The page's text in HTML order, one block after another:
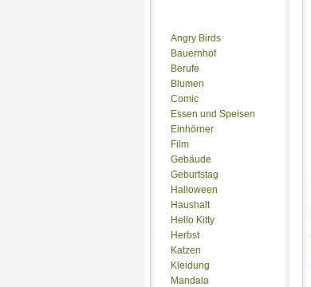
Angry Birds
Bauernhof
Berufe
Blumen
Comic
Essen und Speisen
Einhörner
Film
Gebäude
Geburtstag
Halloween
Haushalt
Hello Kitty
Herbst
Katzen
Kleidung
Mandala